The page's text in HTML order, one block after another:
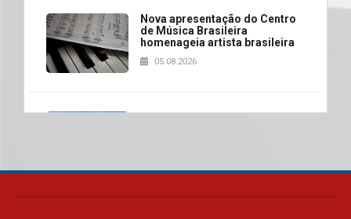
Nova apresentação do Centro
de Música Brasileira
homenageia artista brasileira
05.08.2026